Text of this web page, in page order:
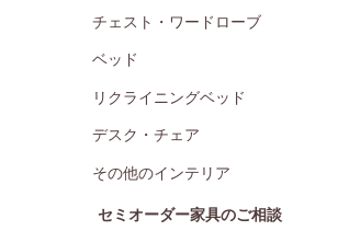
チェスト・ワードローブ
ベッド
リクライニングベッド
デスク・チェア
その他のインテリア
セミオーダー家具のご相談